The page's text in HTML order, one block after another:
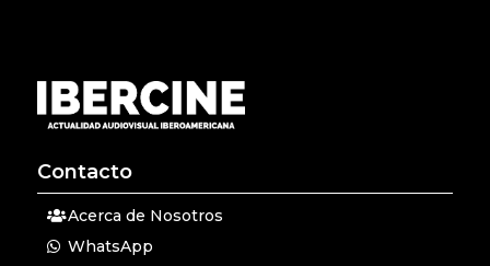
Contacto
Acerca de Nosotros
WhatsApp